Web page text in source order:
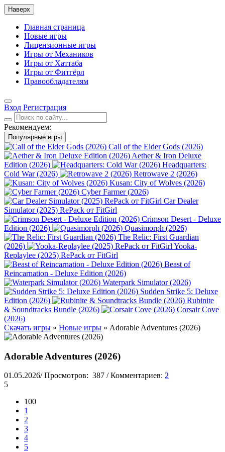
Наверх
Главная страница
Новые игры
Лицензионные игры
Игры от Механиков
Игры от Хаттаба
Игры от Фитгёрл
Правообладателям
Вход Регистрация
Рекомендуем:
Популярные игры
Call of the Elder Gods (2026)
Aether & Iron Deluxe
Edition (2026)
Headquarters:
Cold War (2026)
Retrowave 2 (2026)
Kusan: City of Wolves (2026)
Cyber Farmer (2026)
Car Dealer
Simulator (2025) RePack от FitGirl
Crimson Desert - Deluxe
Edition (2026)
Quasimorph (2026)
The Relic: First Guardian
(2026)
Yooka-
Replaylee (2025) RePack от FitGirl
Beast of
Reincarnation - Deluxe Edition (2026)
Waterpark Simulator (2026)
Sudden Strike 5: Deluxe
Edition (2026)
Rubinite
& Soundtracks Bundle (2026)
Corsair Cove
(2026)
Скачать игры » Новые игры » Adorable Adventures (2026)
Adorable Adventures (2026)
01.05.2026/ Просмотров: 387 / Комментариев: 2
5
100
1
2
3
4
5